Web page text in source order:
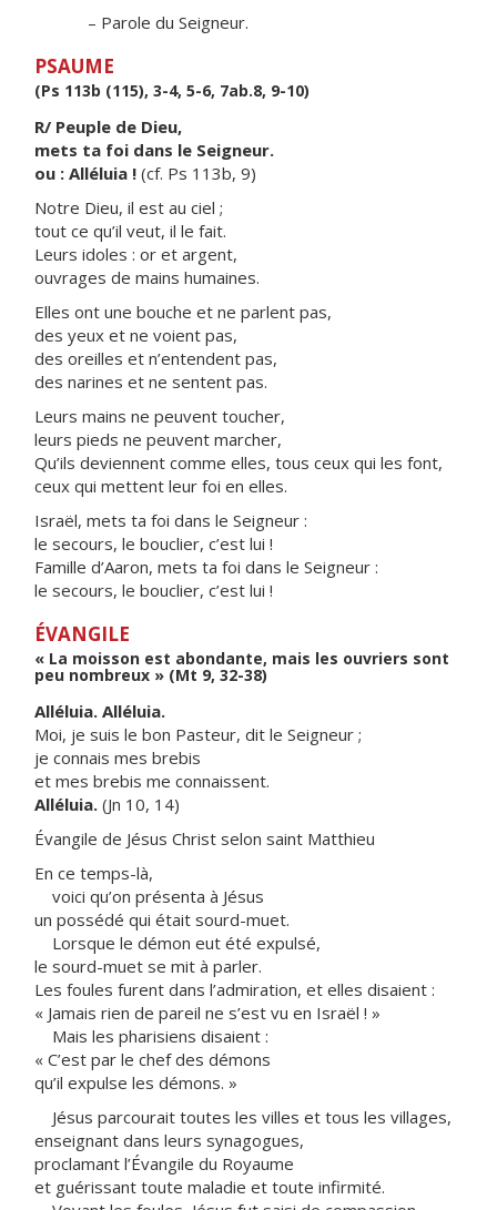
– Parole du Seigneur.
PSAUME
(Ps 113b (115), 3-4, 5-6, 7ab.8, 9-10)
R/ Peuple de Dieu,
mets ta foi dans le Seigneur.
ou : Alléluia ! (cf. Ps 113b, 9)
Notre Dieu, il est au ciel ;
tout ce qu’il veut, il le fait.
Leurs idoles : or et argent,
ouvrages de mains humaines.
Elles ont une bouche et ne parlent pas,
des yeux et ne voient pas,
des oreilles et n’entendent pas,
des narines et ne sentent pas.
Leurs mains ne peuvent toucher,
leurs pieds ne peuvent marcher,
Qu’ils deviennent comme elles, tous ceux qui les font,
ceux qui mettent leur foi en elles.
Israël, mets ta foi dans le Seigneur :
le secours, le bouclier, c’est lui !
Famille d’Aaron, mets ta foi dans le Seigneur :
le secours, le bouclier, c’est lui !
ÉVANGILE
« La moisson est abondante, mais les ouvriers sont
peu nombreux » (Mt 9, 32-38)
Alléluia. Alléluia.
Moi, je suis le bon Pasteur, dit le Seigneur ;
je connais mes brebis
et mes brebis me connaissent.
Alléluia. (Jn 10, 14)
Évangile de Jésus Christ selon saint Matthieu
En ce temps-là,
voici qu’on présenta à Jésus
un possédé qui était sourd-muet.
Lorsque le démon eut été expulsé,
le sourd-muet se mit à parler.
Les foules furent dans l’admiration, et elles disaient :
« Jamais rien de pareil ne s’est vu en Israël ! »
Mais les pharisiens disaient :
« C’est par le chef des démons
qu’il expulse les démons. »
Jésus parcourait toutes les villes et tous les villages,
enseignant dans leurs synagogues,
proclamant l’Évangile du Royaume
et guérissant toute maladie et toute infirmité.